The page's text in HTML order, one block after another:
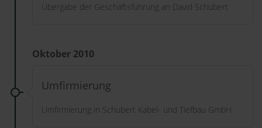
Übergabe der Geschäftsführung an David Schubert
Oktober 2010
Umfirmierung
Umfirmierung in Schubert Kabel- und Tiefbau GmbH